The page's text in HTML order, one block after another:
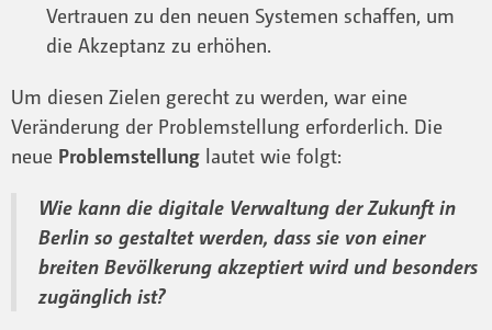
Vertrauen zu den neuen Systemen schaffen, um
die Akzeptanz zu erhöhen.
Um diesen Zielen gerecht zu werden, war eine
Veränderung der Problemstellung erforderlich. Die
neue Problemstellung lautet wie folgt:
Wie kann die digitale Verwaltung der Zukunft in
Berlin so gestaltet werden, dass sie von einer
breiten Bevölkerung akzeptiert wird und besonders
zugänglich ist?